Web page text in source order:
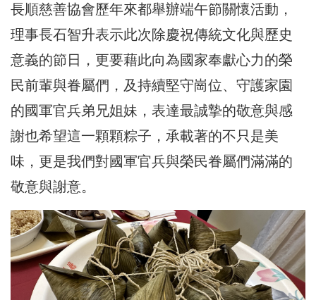
長順慈善協會歷年來都舉辦端午節關懷活動，
理事長石智升表示此次除慶祝傳統文化與歷史
意義的節日，更要藉此向為國家奉獻心力的榮
民前輩與眷屬們，及持續堅守崗位、守護家園
的國軍官兵弟兄姐妹，表達最誠摯的敬意與感
謝也希望這一顆顆粽子，承載著的不只是美
味，更是我們對國軍官兵與榮民眷屬們滿滿的
敬意與謝意。